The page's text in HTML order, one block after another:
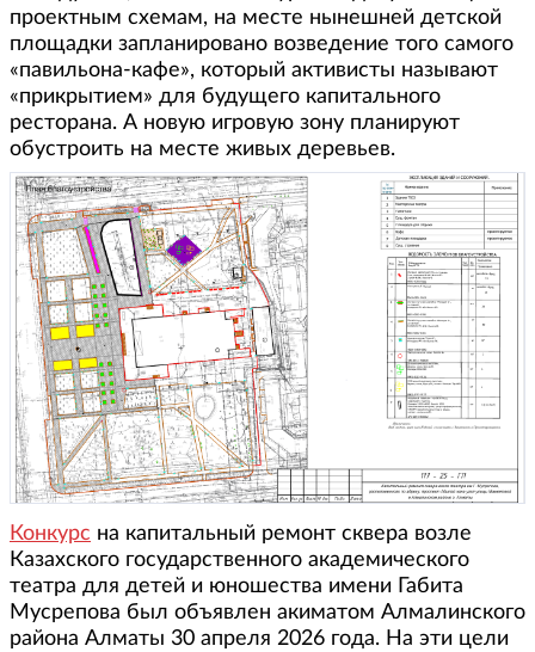
проектным схемам, на месте нынешней детской
площадки запланировано возведение того самого
«павильона-кафе», который активисты называют
«прикрытием» для будущего капитального
ресторана. А новую игровую зону планируют
обустроить на месте живых деревьев.
Конкурс на капитальный ремонт сквера возле
Казахского государственного академического
театра для детей и юношества имени Габита
Мусрепова был объявлен акиматом Алмалинского
района Алматы 30 апреля 2026 года. На эти цели